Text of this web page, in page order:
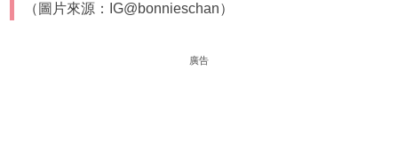
（圖片來源：IG@bonnieschan）
廣告